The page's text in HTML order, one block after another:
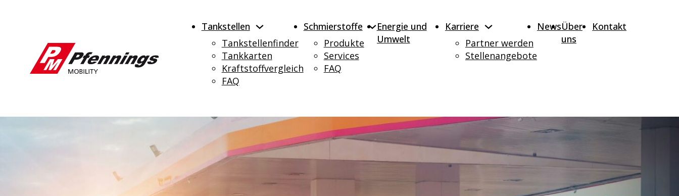
Tankstellen
Tankstellenfinder
Tankkarten
Kraftstoffvergleich
FAQ
Schmierstoffe
Produkte
Services
FAQ
Energie und
Umwelt
Karriere
Partner werden
Stellenangebote
NewsÜber
uns
Kontakt